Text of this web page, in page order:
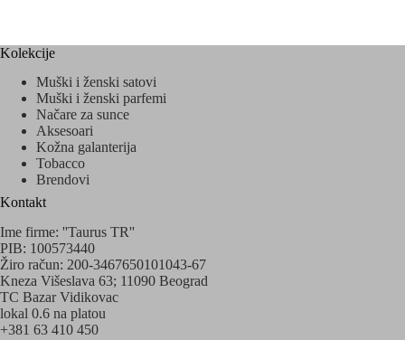
Kolekcije
Muški i ženski satovi
Muški i ženski parfemi
Načare za sunce
Aksesoari
Kožna galanterija
Tobacco
Brendovi
Kontakt
Ime firme: ''Taurus TR''
PIB: 100573440
Žiro račun: 200-3467650101043-67
Kneza Višeslava 63; 11090 Beograd
TC Bazar Vidikovac
lokal 0.6 na platou
+381 63 410 450